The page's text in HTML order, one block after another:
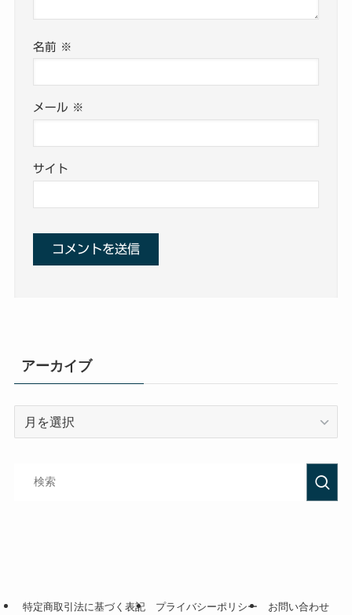
名前 ※
メール ※
サイト
アーカイブ
特定商取引法に基づく表記 プライバシーポリシー お問い合わせ